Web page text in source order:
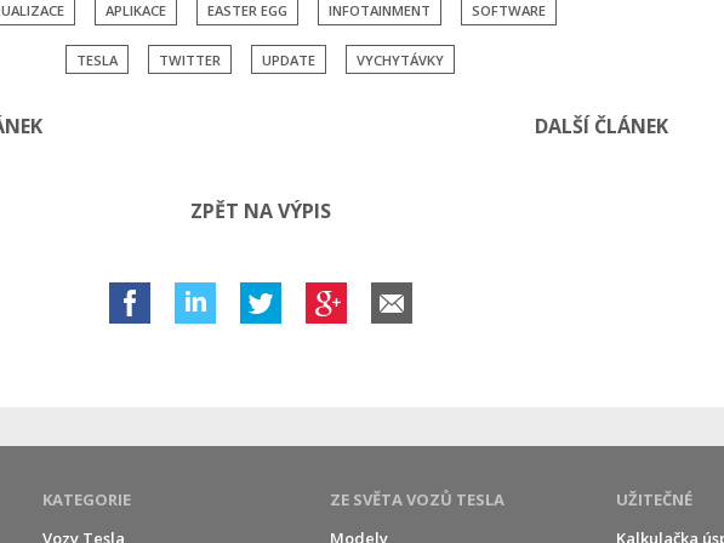
APLIKACE EASTER EGG INFOTAINMENT SOFTWARE
TESLA TWITTER UPDATE VYCHYTÁVKY
DALŠÍ ČLÁNEK
ZPĚT NA VÝPIS
KATEGORIE
Vozy Tesla
ZE SVĚTA VOZŮ TESLA
Modely
UŽITEČNÉ
Kalkulačka